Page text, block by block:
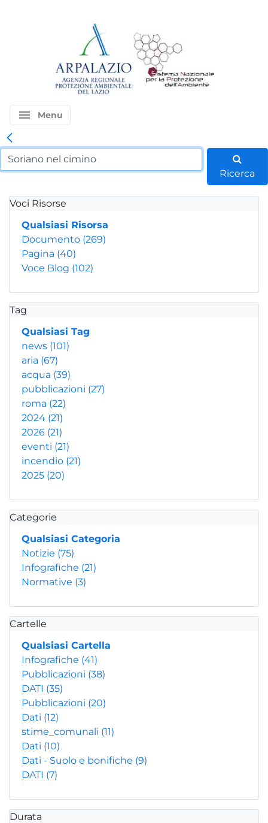
menu Menu
Ricerca
Voci Risorse
Qualsiasi Risorsa
Documento (269)
Pagina (40)
Voce Blog (102)
Tag
Qualsiasi Tag
news (101)
aria (67)
acqua (39)
pubblicazioni (27)
roma (22)
2024 (21)
2026 (21)
eventi (21)
incendio (21)
2025 (20)
Categorie
Qualsiasi Categoria
Notizie (75)
Infografiche (21)
Normative (3)
Cartelle
Qualsiasi Cartella
Infografiche (41)
Pubblicazioni (38)
DATI (35)
Pubblicazioni (20)
Dati (12)
stime_comunali (11)
Dati (10)
Dati - Suolo e bonifiche (9)
DATI (7)
Durata